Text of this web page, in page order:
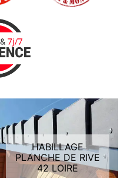
HABILLAGE
PLANCHE DE RIVE
42 LOIRE